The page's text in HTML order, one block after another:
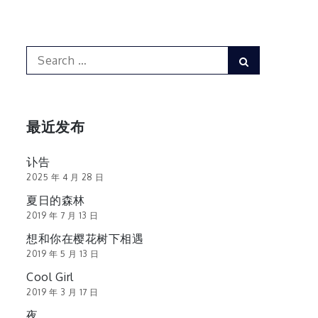
Search
for:
最近发布
讣告
2025 年 4 月 28 日
夏日的森林
2019 年 7 月 13 日
想和你在樱花树下相遇
2019 年 5 月 13 日
Cool Girl
2019 年 3 月 17 日
夜